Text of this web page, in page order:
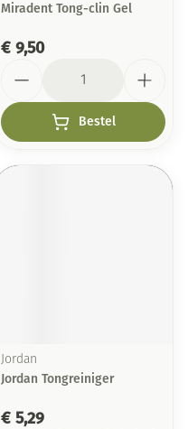
Miradent Tong-clin Gel
€ 9,50
Bestel
Jordan
Jordan Tongreiniger
€ 5,29